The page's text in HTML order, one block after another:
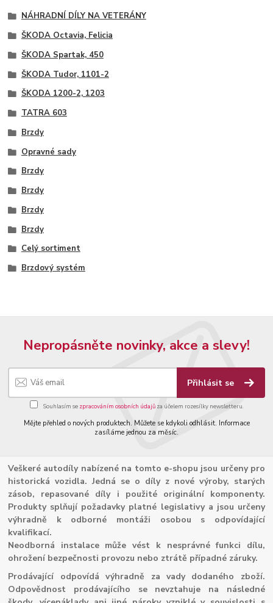
NÁHRADNÍ DÍLY NA VETERÁNY
ŠKODA Octavia, Felicia
ŠKODA Spartak, 450
ŠKODA Tudor, 1101-2
ŠKODA 1200-2, 1203
TATRA 603
Brzdy
Opravné sady
Brzdy
Brzdy
Brzdy
Brzdy
Celý sortiment
Brzdový systém
Nepropásněte novinky, akce a slevy!
Přihlásit se
Souhlasím se zpracováním osobních údajůza účelem rozesílky newsletteru.
Mějte přehled o nových produktech. Můžete se kdykoli odhlásit. Informace
zasíláme jednou za měsíc.
Veškeré autodíly nabízené na tomto e-shopu jsou určeny pro
historická vozidla. Jedná se o díly z nové výroby, starých
zásob, repasované díly i použité originální komponenty.
Produkty splňují požadavky platné legislativy a jsou určeny
výhradně k odborné montáži osobou s odpovídající
kvalifikací.
Neodborná instalace může vést k nesprávné funkci dílu,
ohrožení bezpečnosti provozu nebo ztrátě případné záruky.
Prodávající odpovídá výhradně za vady dodaného zboží.
Odpovědnost prodávajícího se nevztahuje na následné